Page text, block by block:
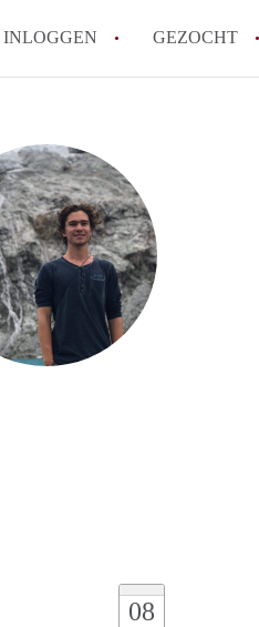
INLOGGEN GEZOCHT
Wat is KamersLeiden?
Wat is de
Berekent KamersLeiden
Alle veelgestelde vragen
08